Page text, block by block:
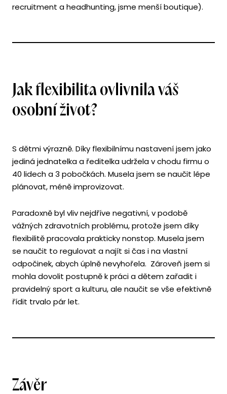
recruitment a headhunting, jsme menší boutique).
Jak flexibilita ovlivnila váš
osobní život?
S dětmi výrazně. Díky flexibilnímu nastavení jsem jako
jediná jednatelka a ředitelka udržela v chodu firmu o
40 lidech a 3 pobočkách. Musela jsem se naučit lépe
plánovat, méně improvizovat.
Paradoxně byl vliv nejdříve negativní, v podobě
vážných zdravotních problému, protože jsem díky
flexibilitě pracovala prakticky nonstop. Musela jsem
se naučit to regulovat a najít si čas i na vlastní
odpočinek, abych úplně nevyhořela. Zároveň jsem si
mohla dovolit postupně k práci a dětem zařadit i
pravidelný sport a kulturu, ale naučit se vše efektivně
řídit trvalo pár let.
Závěr